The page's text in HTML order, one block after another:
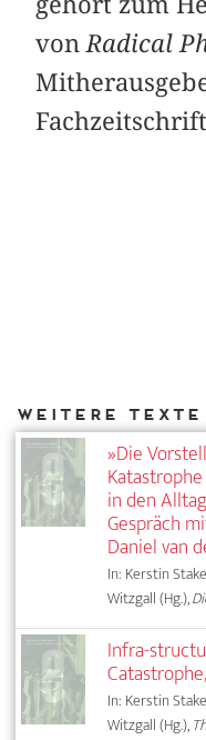
von Radical
»Die
in den
Gespräch
Daniel van
In: Kerstin
Witzgall (Hg.),
Infra-
In: Kerstin
Witzgall (Hg.),